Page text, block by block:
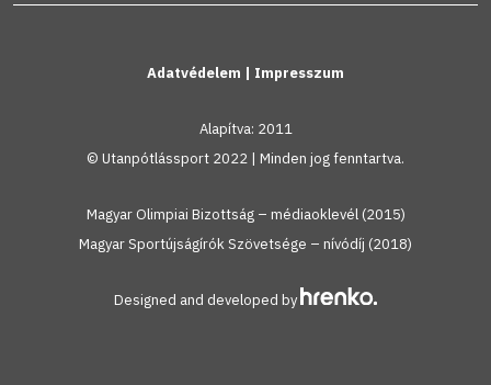
Adatvédelem | Impresszum
Alapítva: 2011
© Utanpótlássport 2022 | Minden jog fenntartva.
Magyar Olimpiai Bizottság – médiaoklevél (2015)
Magyar Sportújságírók Szövetsége – nívódíj (2018)
Designed and developed by